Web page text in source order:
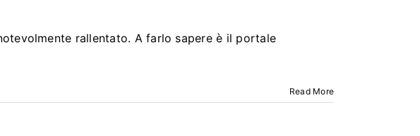
rallentato. A farlo sapere è il portale
Read More